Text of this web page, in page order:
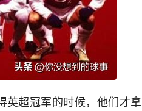
英超冠军的时候，他们才拿